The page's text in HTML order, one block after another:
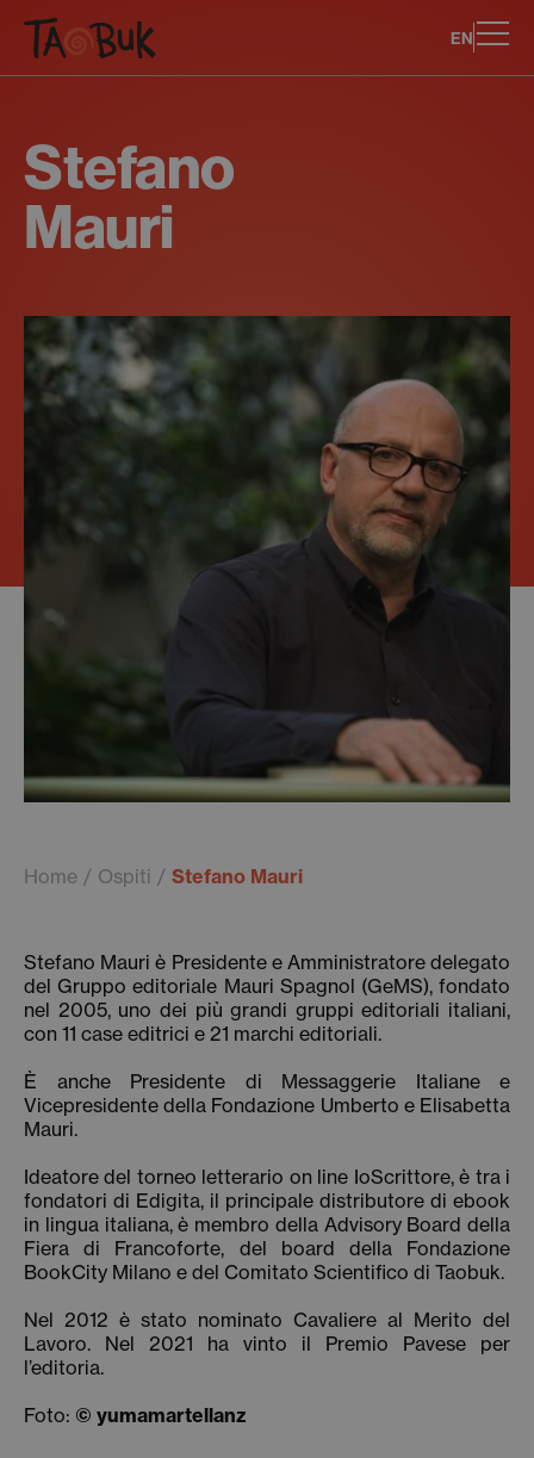
EN
Stefano
Mauri
Home Ospiti Stefano Mauri
Stefano Mauri è Presidente e Amministratore delegato
del Gruppo editoriale Mauri Spagnol (GeMS), fondato
nel 2005, uno dei più grandi gruppi editoriali italiani,
con 11 case editrici e 21 marchi editoriali.
È anche Presidente di Messaggerie Italiane e
Vicepresidente della Fondazione Umberto e Elisabetta
Mauri.
Ideatore del torneo letterario on line IoScrittore, è tra i
fondatori di Edigita, il principale distributore di ebook
in lingua italiana, è membro della Advisory Board della
Fiera di Francoforte, del board della Fondazione
BookCity Milano e del Comitato Scientifico di Taobuk.
Nel 2012 è stato nominato Cavaliere al Merito del
Lavoro. Nel 2021 ha vinto il Premio Pavese per
l’editoria.
Foto: © yumamartellanz